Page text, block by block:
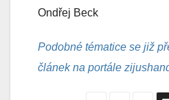
Ondřej Beck
Podobné tématice se již
článek na portále